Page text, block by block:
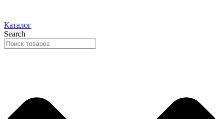
Каталог
Search